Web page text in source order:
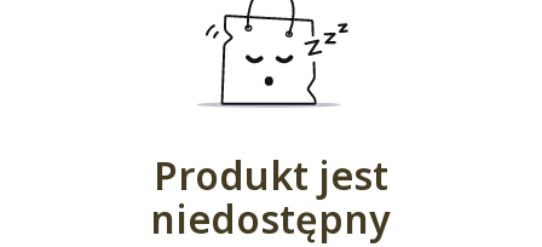
Produkt jest
niedostępny